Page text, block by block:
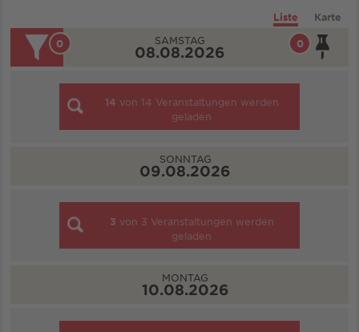
Liste Karte
0
0 SAMSTAG
08.08.2026
14 von 14 Veranstaltungen werden
geladen
SONNTAG
09.08.2026
3 von 3 Veranstaltungen werden
geladen
MONTAG
10.08.2026